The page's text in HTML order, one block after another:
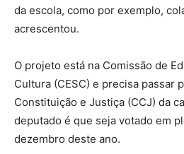
da escola, como por exemplo,
acrescentou.
O projeto está na Comissão de
Cultura (CESC) e precisa passar
Constituição e Justiça (CCJ) da
deputado é que seja votado em
dezembro deste ano.